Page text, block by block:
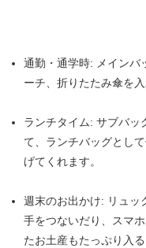
通勤・通学時: メインバ
ーチ、折りたたみ傘を
ランチタイム: サブバッ
て、ランチバッグとし
げてくれます。
週末のお出かけ: リュッ
手をつないだり、スマ
たお土産もたっぷり入る